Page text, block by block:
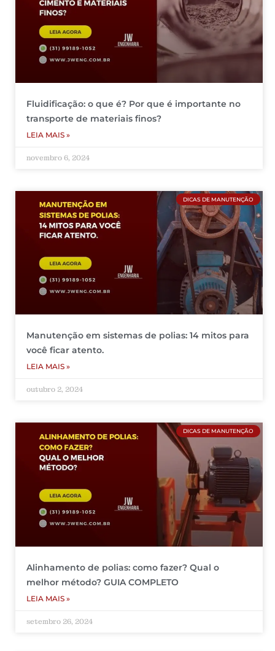
Fluidificação: o que é? Por que é importante no
transporte de materiais finos?
LEIA MAIS »
novembro 6, 2024
DICAS DE MANUTENÇÃO
Manutenção em sistemas de polias: 14 mitos para
você ficar atento.
LEIA MAIS »
outubro 2, 2024
DICAS DE MANUTENÇÃO
Alinhamento de polias: como fazer? Qual o
melhor método? GUIA COMPLETO
LEIA MAIS »
setembro 26, 2024